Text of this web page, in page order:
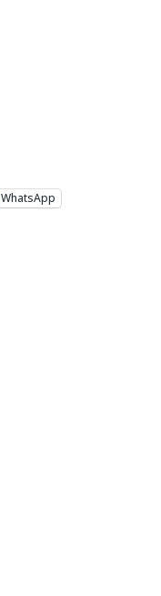
WhatsApp